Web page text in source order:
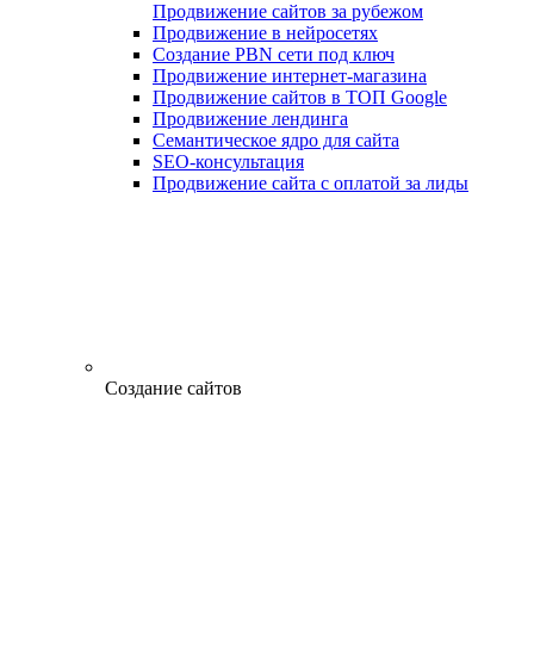
Продвижение сайтов за рубежом
Продвижение в нейросетях
Создание PBN сети под ключ
Продвижение интернет-магазина
Продвижение сайтов в ТОП Google
Продвижение лендинга
Семантическое ядро для сайта
SEO-консультация
Продвижение сайта с оплатой за лиды
Создание сайтов